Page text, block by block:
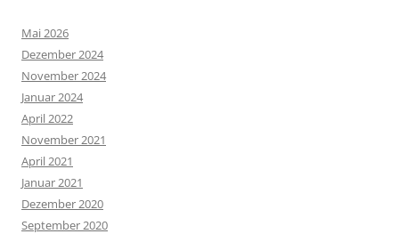
Mai 2026
Dezember 2024
November 2024
Januar 2024
April 2022
November 2021
April 2021
Januar 2021
Dezember 2020
September 2020